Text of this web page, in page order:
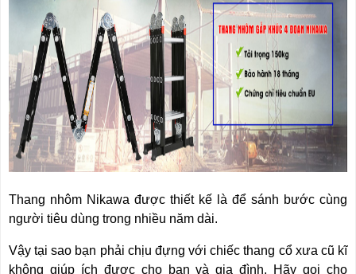
Thang nhôm Nikawa được thiết kế là để sánh bước cùng
người tiêu dùng trong nhiều năm dài.
Vậy tại sao bạn phải chịu đựng với chiếc thang cổ xưa cũ kĩ
không giúp ích được cho bạn và gia đình. Hãy gọi cho